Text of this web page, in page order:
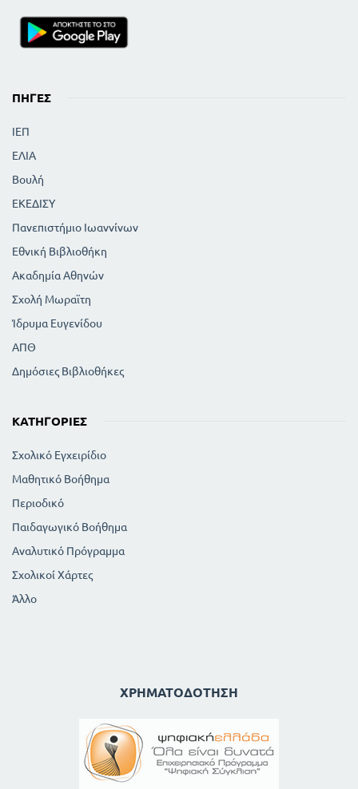
ΠΗΓΈΣ
ΙΕΠ
ΕΛΙΑ
Βουλή
ΕΚΕΔΙΣΥ
Πανεπιστήμιο Ιωαννίνων
Εθνική Βιβλιοθήκη
Ακαδημία Αθηνών
Σχολή Μωραϊτη
Ίδρυμα Ευγενίδου
ΑΠΘ
Δημόσιες Βιβλιοθήκες
ΚΑΤΗΓΟΡΊΕΣ
Σχολικό Εγχειρίδιο
Μαθητικό Βοήθημα
Περιοδικό
Παιδαγωγικό Βοήθημα
Αναλυτικό Πρόγραμμα
Σχολικοί Χάρτες
Άλλο
ΧΡΗΜΑΤΟΔΌΤΗΣΗ